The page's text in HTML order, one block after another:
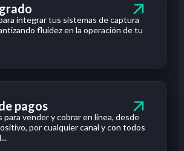
integrartus sistemas de captura
fluidezen la operación detu
pagos
para vender y cobrar en línea, desde
por cualquier canal y con todos